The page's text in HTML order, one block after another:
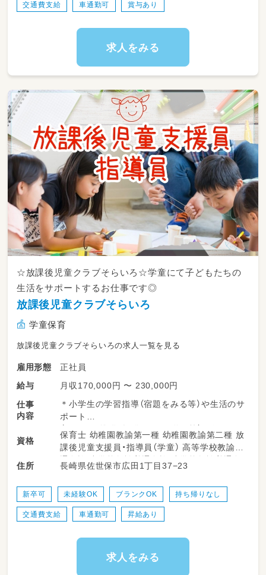
１０：００～／自由遊び（体操、絵本、公園へのお
１１：３０～／お昼の時間（お弁当給食）
１２：００～／お昼寝タイム
１５：００～／おやつタイム、自由遊び
～１８：００／お迎え
定員：45名
対象年齢：0歳児～未就学児まで
交通費支給 車通勤可 賞与あり
求人をみる
☆放課後児童クラブそらいろ☆学童にて子どもたちの
生活をサポートするお仕事です◎
放課後児童クラブそらいろ
学童保育
放課後児童クラブそらいろの求人一覧を見る
雇用形態
正社員
給与
月収170,000円 〜 230,000円
仕事
内容
＊小学生の学習指導（宿題をみる等）や生活のサ
ポート
（おやつの準備・提供、一緒に遊ぶ等）を行いま
す！
＊指導対象：小学生（３０～４０名）
＊低学年～高学年まで指導していただきます☆
資格
保育士 幼稚園教諭第一種 幼稚園教諭第二種 放
課後児童支援員・指導員（学童） 高等学校教諭普
通免許 中学校教諭普通免許 小学校教諭普通免
許
住所 長崎県佐世保市広田1丁目37−23
新卒可 未経験OK ブランクOK 持ち帰りなし
交通費支給 車通勤可 昇給あり
求人をみる